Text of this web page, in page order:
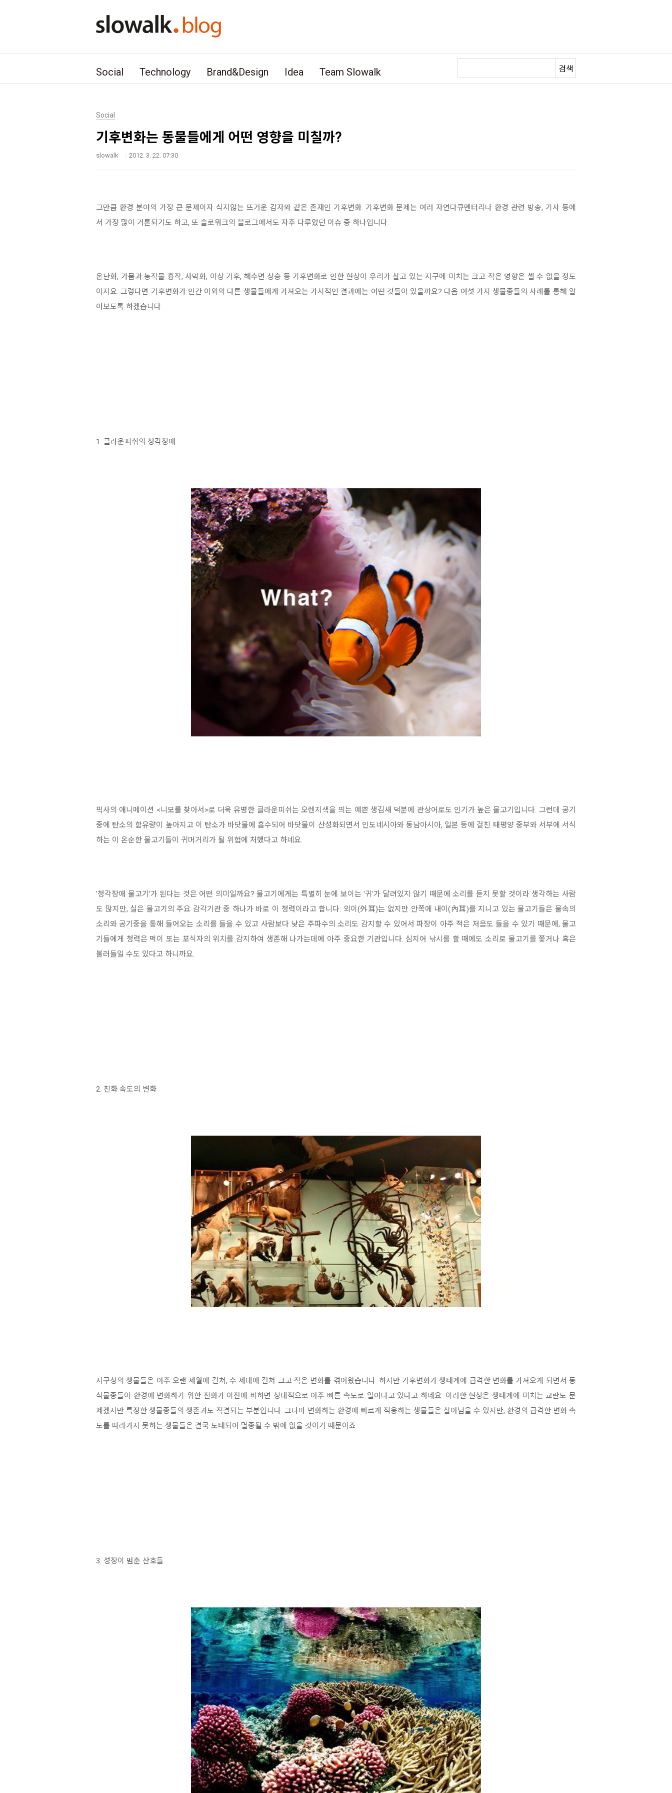
Social Technology Brand&Design Idea Team Slowalk 검색
Social
기후변화는 동물들에게 어떤 영향을 미칠까?
slowalk 2012. 3. 22. 07:30
그만큼 환경 분야의 가장 큰 문제이자 식지않는 뜨거운 감자와 같은 존재인 기후변화. 기후변화 문제는 여러 자연다큐멘터리나 환경 관련 방송, 기사 등에
서 가장 많이 거론되기도 하고, 또 슬로워크의 블로그에서도 자주 다루었던 이슈 중 하나입니다.
온난화, 가뭄과 농작물 흉작, 사막화, 이상 기후, 해수면 상승 등 기후변화로 인한 현상이 우리가 살고 있는 지구에 미치는 크고 작은 영향은 셀 수 없을 정도
이지요. 그렇다면 기후변화가 인간 이외의 다른 생물들에게 가져오는 가시적인 결과에는 어떤 것들이 있을까요? 다음 여섯 가지 생물종들의 사례를 통해 알
아보도록 하겠습니다.
1. 클라운피쉬의 청각장애
픽사의 애니메이션 <니모를 찾아서>로 더욱 유명한 클라운피쉬는 오렌지색을 띄는 예쁜 생김새 덕분에 관상어로도 인기가 높은 물고기입니다. 그런데 공기
중에 탄소의 함유량이 높아지고 이 탄소가 바닷물에 흡수되어 바닷물이 산성화되면서 인도네시아와 동남아시아, 일본 등에 걸친 태평양 중부와 서부에 서식
하는 이 온순한 물고기들이 귀머거리가 될 위험에 처했다고 하네요.
'청각장애 물고기'가 된다는 것은 어떤 의미일까요? 물고기에게는 특별히 눈에 보이는 '귀'가 달려있지 않기 때문에 소리를 듣지 못할 것이라 생각하는 사람
도 많지만, 실은 물고기의 주요 감각기관 중 하나가 바로 이 청력이라고 합니다. 외이(外耳)는 없지만 안쪽에 내이(內耳)를 지니고 있는 물고기들은 물속의
소리와 공기중을 통해 들어오는 소리를 들을 수 있고 사람보다 낮은 주파수의 소리도 감지할 수 있어서 파장이 아주 적은 저음도 들을 수 있기 때문에, 물고
기들에게 청력은 먹이 또는 포식자의 위치를 감지하여 생존해 나가는데에 아주 중요한 기관입니다. 심지어 낚시를 할 때에도 소리로 물고기를 쫒거나 혹은
불러들일 수도 있다고 하니까요.
2. 진화 속도의 변화
지구상의 생물들은 아주 오랜 세월에 걸쳐, 수 세대에 걸쳐 크고 작은 변화를 겪어왔습니다. 하지만 기후변화가 생태계에 급격한 변화를 가져오게 되면서 동
식물종들이 환경에 변화하기 위한 진화가 이전에 비하면 상대적으로 아주 빠른 속도로 일어나고 있다고 하네요. 이러한 현상은 생태계에 미치는 교란도 문
제겠지만 특정한 생물종들의 생존과도 직결되는 부분입니다. 그나마 변화하는 환경에 빠르게 적응하는 생물들은 살아남을 수 있지만, 환경의 급격한 변화 속
도를 따라가지 못하는 생물들은 결국 도태되어 멸종될 수 밖에 없을 것이기 때문이죠.
3. 성장이 멈춘 산호들